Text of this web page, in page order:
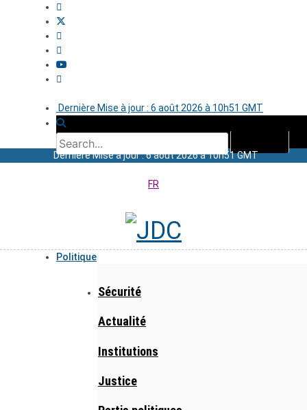
Dernière Mise à jour : 6 août 2026 à 10h51 GMT
Dernière Mise à jour : 6 août 2026 à 10h51 GMT
FR
Politique
Sécurité
Actualité
Institutions
Justice